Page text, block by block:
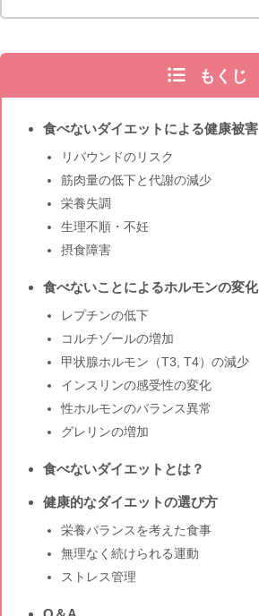
もくじ
食べないダイエットによる健康被害
リバウンドのリスク
筋肉量の低下と代謝の減少
栄養失調
生理不順・不妊
摂食障害
食べないことによるホルモンの変化
レプチンの低下
コルチゾールの増加
甲状腺ホルモン（T3, T4）の減少
インスリンの感受性の変化
性ホルモンのバランス異常
グレリンの増加
食べないダイエットとは？
健康的なダイエットの選び方
栄養バランスを考えた食事
無理なく続けられる運動
ストレス管理